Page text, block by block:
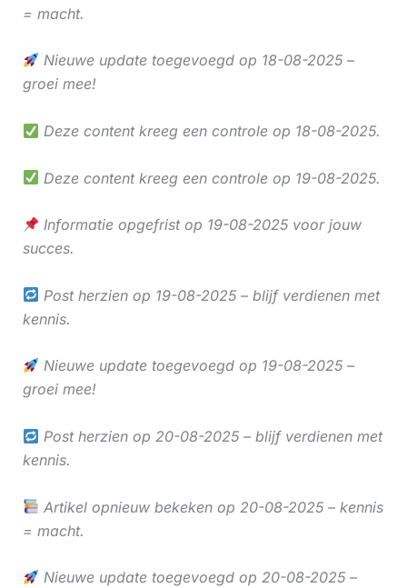
= macht.
Nieuwe update toegevoegd op 18-08-2025 –
groei mee!
Deze content kreeg een controle op 18-08-2025.
Deze content kreeg een controle op 19-08-2025.
Informatie opgefrist op 19-08-2025 voor jouw
succes.
Post herzien op 19-08-2025 – blijf verdienen met
kennis.
Nieuwe update toegevoegd op 19-08-2025 –
groei mee!
Post herzien op 20-08-2025 – blijf verdienen met
kennis.
Artikel opnieuw bekeken op 20-08-2025 – kennis
= macht.
Nieuwe update toegevoegd op 20-08-2025 –